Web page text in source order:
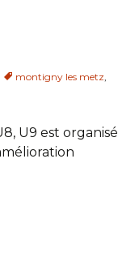
montigny les metz
U9 est organisé